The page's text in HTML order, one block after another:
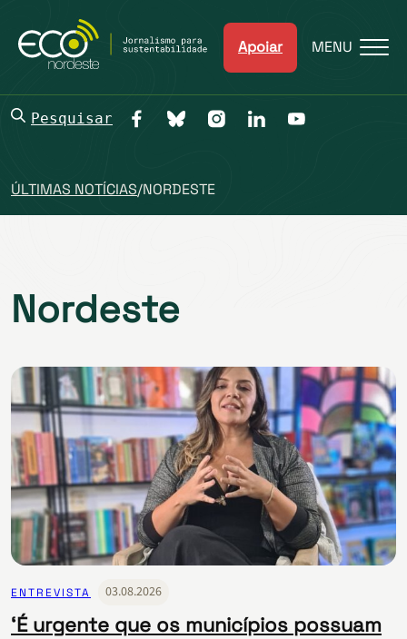
Apoiar MENU
Pesquisar
ÚLTIMAS NOTÍCIAS/NORDESTE
Nordeste
ENTREVISTA 03.08.2026
‘É urgente que os municípios possuam